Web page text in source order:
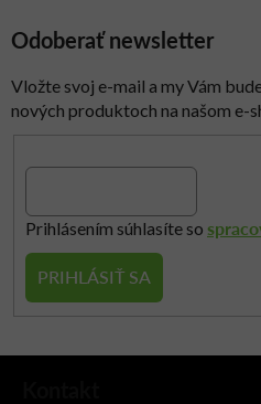
Odoberať newsletter
Vložte svoj e-mail a my Vám
nových produktoch na našom e-
Prihlásením súhlasíte so
PRIHLÁSIŤ SA
Z